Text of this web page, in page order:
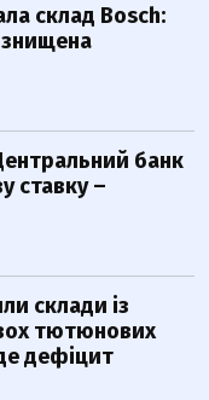
склад Bosch:
знищена
банк
ставку –
склади із
тютюнових
дефіцит